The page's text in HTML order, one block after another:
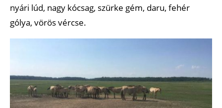
nyári lúd, nagy kócsag, szürke gém, daru, fehér
gólya, vörös vércse.